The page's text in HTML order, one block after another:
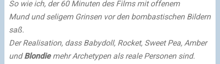
So wie ich, der 60 Minuten des Films mit offenem
Mund und seligem Grinsen vor den bombastischen Bildern
saß.
Der Realisation, dass Babydoll, Rocket, Sweet Pea, Amber
undBlondiemehr Archetypen als reale Personen sind.